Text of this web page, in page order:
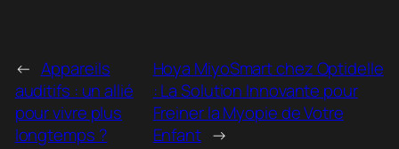
← Appareils
auditifs : un allié
pour vivre plus
longtemps ?
Hoya MiyoSmart chez Optidelle
: La Solution Innovante pour
Freiner la Myopie de Votre
Enfant →